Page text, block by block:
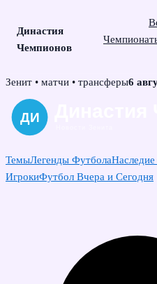
Династия
Чемпионов
Skip
content
Зенит • матчи • трансферы6
ТемыЛегенды Футбола
ИгрокиФутбол Вчера и Сегодня